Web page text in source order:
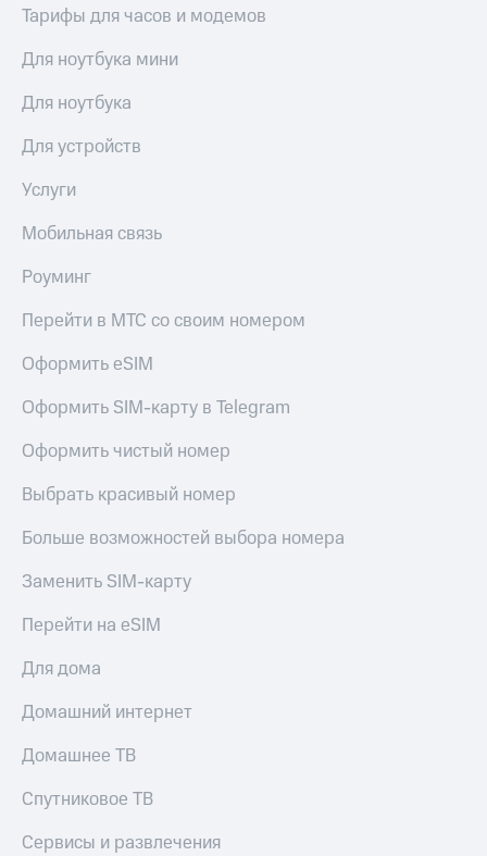
Тарифы для часов и модемов
Для ноутбука мини
Для ноутбука
Для устройств
Услуги
Мобильная связь
Роуминг
Перейти в МТС со своим номером
Оформить eSIM
Оформить SIM-карту в Telegram
Оформить чистый номер
Выбрать красивый номер
Больше возможностей выбора номера
Заменить SIM-карту
Перейти на eSIM
Для дома
Домашний интернет
Домашнее ТВ
Спутниковое ТВ
Сервисы и развлечения